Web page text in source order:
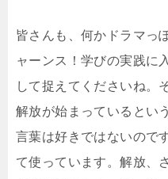
皆さんも、何かドラマっ
ャーンス！学びの実践に
して捉えてくださいね。
解放が始まっているとい
言葉は好きではないので
て使っています。解放、